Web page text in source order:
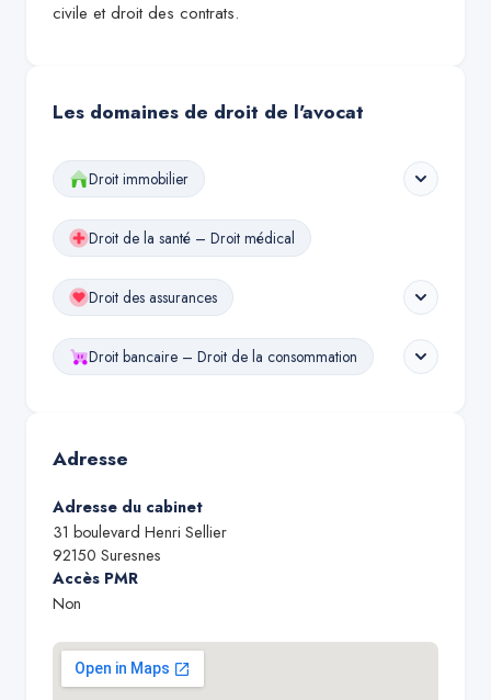
civile et droit des contrats.
Les domaines de droit de l'avocat
Droit immobilier
Droit de la santé – Droit médical
Droit des assurances
Droit bancaire – Droit de la consommation
Adresse
Adresse du cabinet
31 boulevard Henri Sellier
92150 Suresnes
Accès PMR
Non